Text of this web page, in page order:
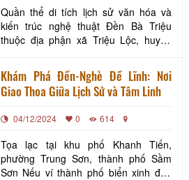
Quần thể di tích lịch sử văn hóa và
kiến trúc nghệ thuật Đền Bà Triệu
thuộc địa phận xã Triệu Lộc, huyện
hợp giữa các công trình kiến trúc nghệ
thuật có giá trị thẩm mỹ đặc sắc, với
cảnh quan thiên nhiên hài hòa, tươi
mục công trì
Khám Phá Đền-Nghè Đề Lĩnh: Nơi
Giao Thoa Giữa Lịch Sử và Tâm Linh
04/12/2024 0 614
Tọa lạc tại khu phố Khanh Tiến,
phường Trung Sơn, thành phố Sầm
Sơn Nếu ví thành phố biển xinh đẹp